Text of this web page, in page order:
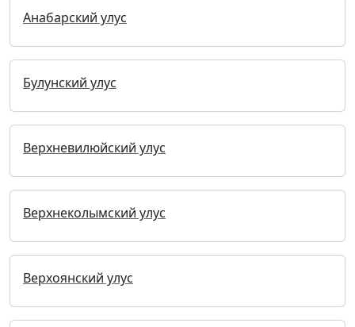
Анабарский улус
Булунский улус
Верхневилюйский улус
Верхнеколымский улус
Верхоянский улус